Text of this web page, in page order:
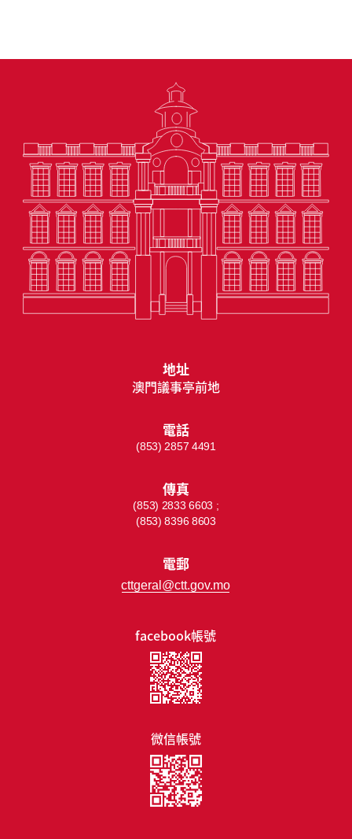
facebook帳號
微信帳號
地址
澳門議事亭前地
電話
(853) 2857 4491
傳真
(853) 2833 6603 ;
(853) 8396 8603
電郵
cttgeral@ctt.gov.mo